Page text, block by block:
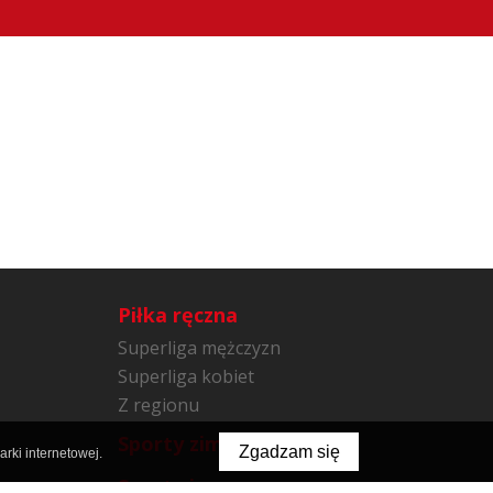
Piłka ręczna
Superliga mężczyzn
Superliga kobiet
Z regionu
Sporty zimowe
Sporty inne
internetowej. Zgadzam się